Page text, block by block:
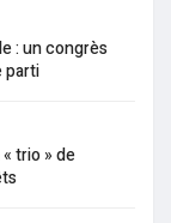
: un congrès
parti
trio » de